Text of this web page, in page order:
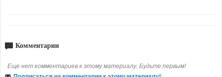
Комментарии
Еще нет комментариев к этому материалу. Будьте первым!